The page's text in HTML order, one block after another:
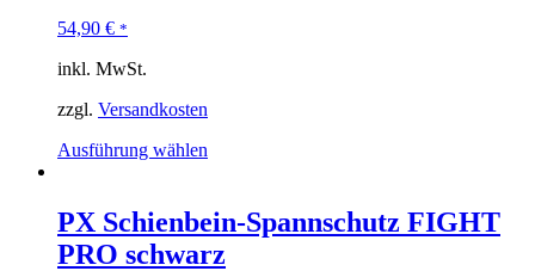
54,90 € *
inkl. MwSt.
zzgl. Versandkosten
Ausführung wählen
PX Schienbein-Spannschutz FIGHT
PRO schwarz